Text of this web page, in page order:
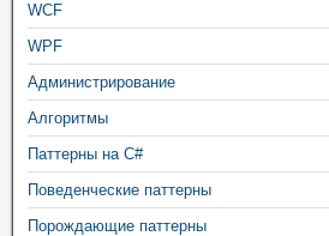
WCF
WPF
Администрирование
Алгоритмы
Паттерны на C#
Поведенческие паттерны
Порождающие паттерны